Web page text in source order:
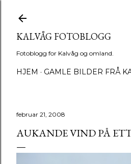
KALVÅG FOTOBLOGG
Fotoblogg for Kalvåg og omland.
HJEM GAMLE BILDER FRÅ
februar 21, 2008
AUKANDE VIND PÅ